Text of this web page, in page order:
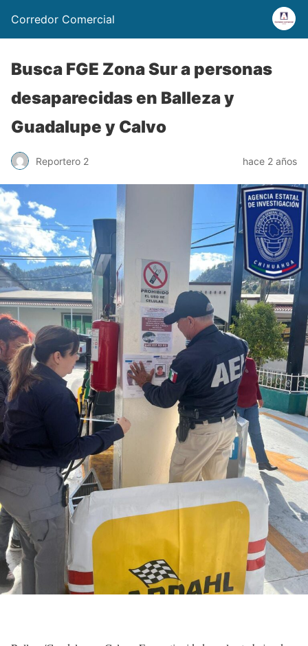
Corredor Comercial
Busca FGE Zona Sur a personas
desaparecidas en Balleza y
Guadalupe y Calvo
Reportero 2 hace 2 años